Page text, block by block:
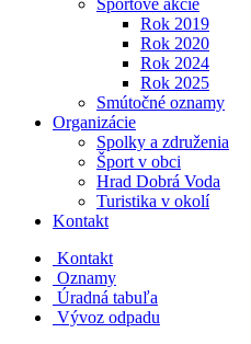
Športové akcie
Rok 2019
Rok 2020
Rok 2024
Rok 2025
Smútočné oznamy
Organizácie
Spolky a združenia
Šport v obci
Hrad Dobrá Voda
Turistika v okolí
Kontakt
Kontakt
Oznamy
Úradná tabuľa
Vývoz odpadu